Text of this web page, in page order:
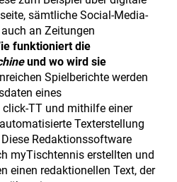
sämtliche Social-Media-
an Zeitungen
funktioniert die
und wo wird sie
Spielberichte werden
eines
TT und mithilfe einer
Texterstellung
Redaktionssoftware
myTischtennis erstellten und
einen redaktionellen Text, der